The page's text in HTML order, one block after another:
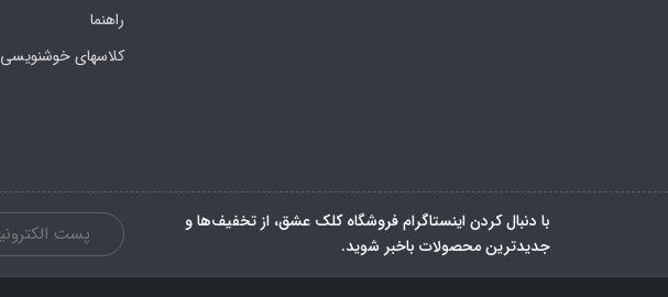
راهنما
کلاسهای خوشنویسی
با دنبال کردن اینستاگرام فروشگاه کلک عشق، از تخفیف‌ها و
جدیدترین‌ محصولات باخبر شوید.